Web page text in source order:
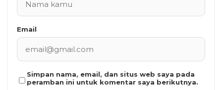
Email
Simpan nama, email, dan situs web saya pada
peramban ini untuk komentar saya berikutnya.